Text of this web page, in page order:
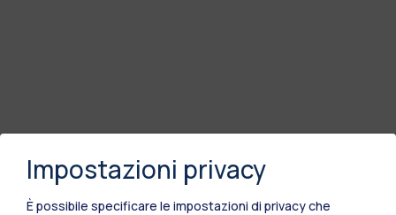
Impostazioni privacy
È possibile specificare le impostazioni di privacy che